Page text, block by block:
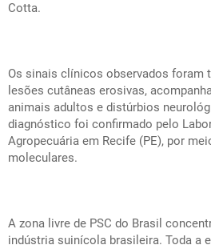
Cotta.
Os sinais clínicos observados
lesões cutâneas erosivas,
animais adultos e distúrbios
diagnóstico foi confirmado pelo
Agropecuária em Recife (PE), por
moleculares.
A zona livre de PSC do Brasil
indústria suinícola brasileira. Toda a